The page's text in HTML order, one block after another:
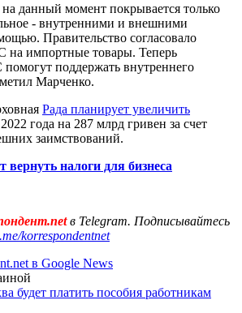
данный момент покрывается только
- внутренними и внешними
Правительство согласовало
на импортные товары. Теперь
поддержать внутреннего
Марченко.
Рада планирует увеличить
года на 287 млрд гривен за счет
заимствований.
налоги для бизнеса
в Telegram. Подписывайтесь
korrespondentnet
в Google News
будет платить пособия работникам